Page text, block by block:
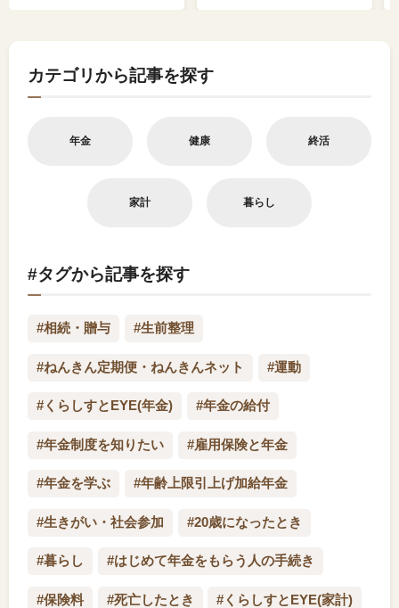
カテゴリから記事を探す
年金 健康 終活
家計 暮らし
#タグから記事を探す
#相続・贈与 #生前整理
#ねんきん定期便・ねんきんネット #運動
#くらしすとEYE(年金) #年金の給付
#年金制度を知りたい #雇用保険と年金
#年金を学ぶ #年齢上限引上げ加給年金
#生きがい・社会参加 #20歳になったとき
#暮らし #はじめて年金をもらう人の手続き
#保険料 #死亡したとき #くらしすとEYE(家計)